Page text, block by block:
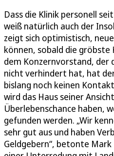
Dass die Klinik personell
weiß natürlich auch der
zeigt sich optimistisch,
können, sobald die
dem Konzernvorstand, der
nicht verhindert hat, hat
bislang noch keinen
wird das Haus seiner
Überlebenschance haben,
gefunden werden. „Wir
sehr gut aus und haben
Geldgebern“, betonte